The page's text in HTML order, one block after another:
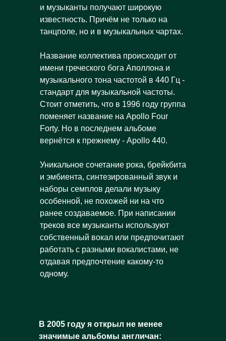
и музыканты получают широкую
известность. Причём не только на
танцполе, но и в музыкальных чартах.
Название коллектива происходит от
имени греческого бога Аполлона и
музыкального тона частотой в 440 Гц -
стандарт для музыкальной частоты.
Стоит отметить, что в 1996 году группа
поменяет название на Apollo Four
Forty. Но в последнем альбоме
вернётся к прежнему - Apollo 440.
Уникальное сочетание рока, брейкбита
и эмбиента, синтезированный звук и
наборы семплов делали музыку
особенной, не похожей ни на что
ранее создаваемое. При написании
треков все музыканты используют
собственный вокал или предпочитают
работать с разными вокалистами, не
отдавая предпочтение какому-то
одному.
В 2005 году я открыл не менее
значимые альбомы англичан: